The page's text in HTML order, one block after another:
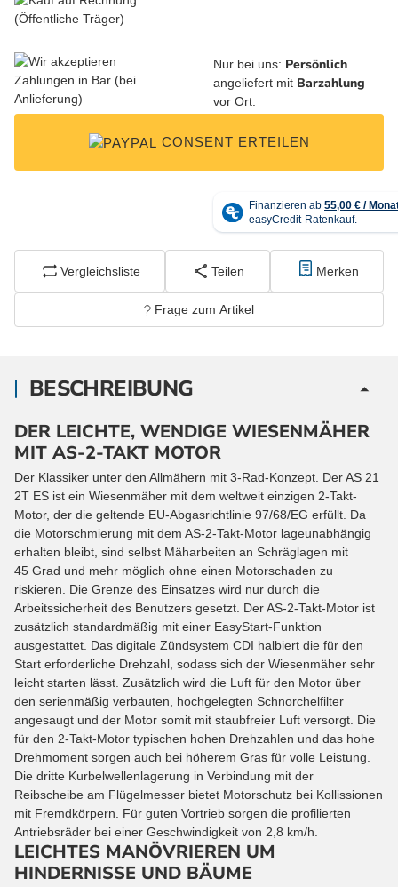
Nur bei uns: Persönlich
angeliefert mit Barzahlung
vor Ort.
CONSENT ERTEILEN
Vergleichsliste Teilen Merken
Frage zum Artikel
BESCHREIBUNG
DER LEICHTE, WENDIGE WIESENMÄHER
MIT AS-2-TAKT MOTOR
Der Klassiker unter den Allmähern mit 3-Rad-Konzept. Der AS 21
2T ES ist ein Wiesenmäher mit dem weltweit einzigen 2-Takt-
Motor, der die geltende EU-Abgasrichtlinie 97/68/EG erfüllt. Da
die Motorschmierung mit dem AS-2-Takt-Motor lageunabhängig
erhalten bleibt, sind selbst Mäharbeiten an Schräglagen mit
45 Grad und mehr möglich ohne einen Motorschaden zu
riskieren. Die Grenze des Einsatzes wird nur durch die
Arbeitssicherheit des Benutzers gesetzt. Der AS-2-Takt-Motor ist
zusätzlich standardmäßig mit einer EasyStart-Funktion
ausgestattet. Das digitale Zündsystem CDI halbiert die für den
Start erforderliche Drehzahl, sodass sich der Wiesenmäher sehr
leicht starten lässt. Zusätzlich wird die Luft für den Motor über
den serienmäßig verbauten, hochgelegten Schnorchelfilter
angesaugt und der Motor somit mit staubfreier Luft versorgt. Die
für den 2-Takt-Motor typischen hohen Drehzahlen und das hohe
Drehmoment sorgen auch bei höherem Gras für volle Leistung.
Die dritte Kurbelwellenlagerung in Verbindung mit der
Reibscheibe am Flügelmesser bietet Motorschutz bei Kollissionen
mit Fremdkörpern. Für guten Vortrieb sorgen die profilierten
Antriebsräder bei einer Geschwindigkeit von 2,8 km/h.
LEICHTES MANÖVRIEREN UM
HINDERNISSE UND BÄUME